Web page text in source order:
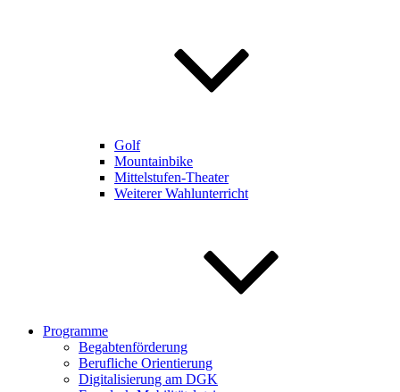
Golf
Mountainbike
Mittelstufen-Theater
Weiterer Wahlunterricht
Programme
Begabtenförderung
Berufliche Orientierung
Digitalisierung am DGK